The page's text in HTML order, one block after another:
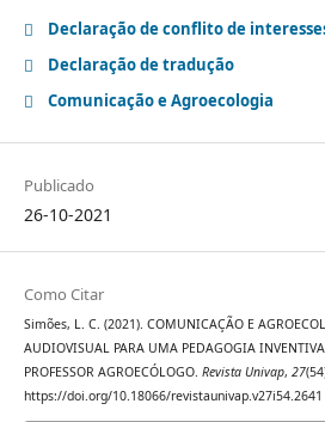
Declaração de conflito de
Declaração de tradução
Comunicação e Agroecologia
Publicado
26-10-2021
Como Citar
Simões, L. C. (2021). COMUNICAÇÃO E
AUDIOVISUAL PARA UMA PEDAGOGIA
PROFESSOR AGROECÓLOGO. Revista Univap, 27
https://doi.org/10.18066/revistaunivap.v27i54.2641